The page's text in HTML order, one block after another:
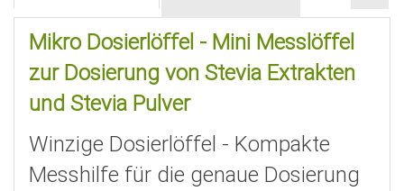
Mikro Dosierlöffel - Mini Messlöffel
zur Dosierung von Stevia Extrakten
und Stevia Pulver
Winzige Dosierlöffel - Kompakte
Messhilfe für die genaue Dosierung